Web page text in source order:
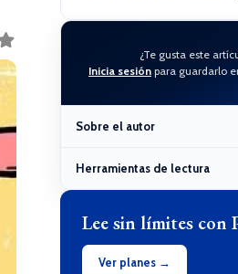
¿Te gusta este
Inicia sesión para guardarlo
Sobre el autor
Herramientas de lectura
Lee sin límites con
Ver planes →